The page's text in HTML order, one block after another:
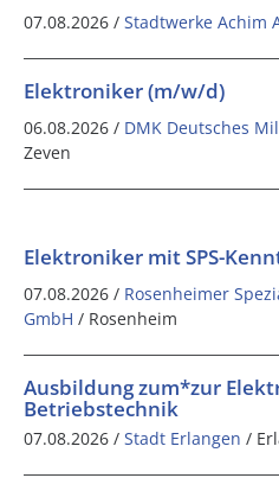
07.08.2026 / Stadtwerke Achim
Elektroniker (m/w/d)
06.08.2026 / DMK Deutsches
Zeven
Elektroniker mit SPS-
07.08.2026 / Rosenheimer
GmbH / Rosenheim
Ausbildung zum*zur
Betriebstechnik
07.08.2026 / Stadt Erlangen /